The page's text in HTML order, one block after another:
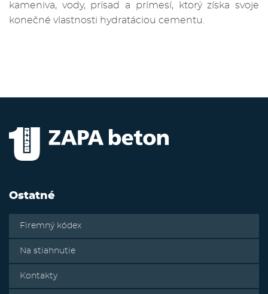
kameniva, vody, prísad a prímesí, ktorý získa svoje
konečné vlastnosti hydratáciou cementu.
Ostatné
Firemný kódex
Na stiahnutie
Kontakty